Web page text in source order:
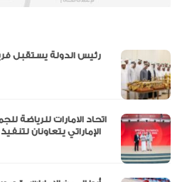
اتحاد الامارات للرياضة